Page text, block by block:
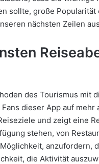
sollte, große Popularität
nächsten Zeilen
des Tourismus mit
dieser App auf mehr
und zeigt eine
stehen, von
anzufordern,
die Aktivität